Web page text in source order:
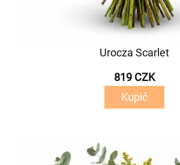
Urocza Scarlet
819 CZK
Kupić